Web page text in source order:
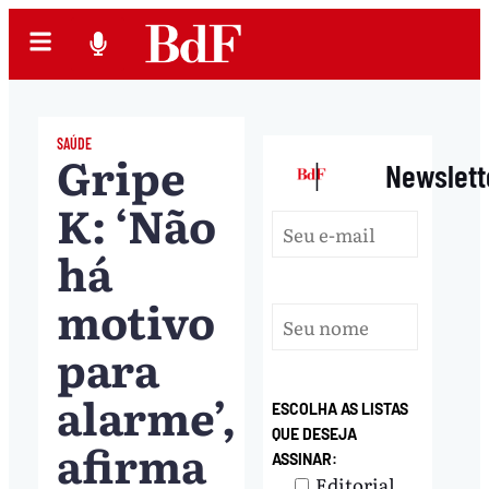
SAÚDE
Gripe
K: ‘Não
há
motivo
para
alarme’,
afirma
|
ESCOLHA AS LISTAS
QUE DESEJA
ASSINAR: